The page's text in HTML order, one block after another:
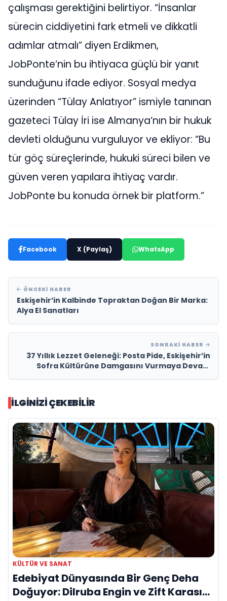
çalışması gerektiğini belirtiyor. “İnsanlar
sürecin ciddiyetini fark etmeli ve dikkatli
adımlar atmalı” diyen Erdikmen,
JobPonte’nin bu ihtiyaca güçlü bir yanıt
sunduğunu ifade ediyor. Sosyal medya
üzerinden “Tülay Anlatıyor” ismiyle tanınan
gazeteci Tülay İri ise Almanya’nın bir hukuk
devleti olduğunu vurguluyor ve ekliyor: “Bu
tür göç süreçlerinde, hukuki süreci bilen ve
güven veren yapılara ihtiyaç vardır.
JobPonte bu konuda örnek bir platform.”
Facebook X (Paylaş) WhatsApp
ÖNCEKI HABER
Eskişehir’in Kalbinde Topraktan Doğan Bir Marka:
Alya El Sanatları
SONRAKI HABER
37 Yıllık Lezzet Geleneği: Posta Pide, Eskişehir’in
Sofra Kültürüne Damgasını Vurmaya Devam
İLGINIZI ÇEKEBILIR
KÜLTÜR VE SANAT
Edebiyat Dünyasında Bir Genç Deha
Doğuyor: Dilruba Engin ve Zift Karası